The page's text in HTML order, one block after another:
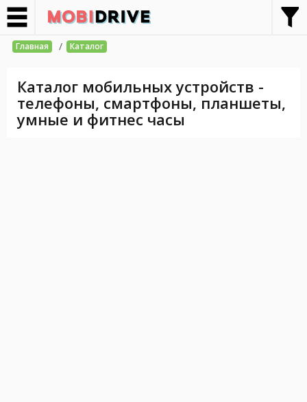
Главная / Каталог
Каталог мобильных устройств -
телефоны, смартфоны, планшеты,
умные и фитнес часы